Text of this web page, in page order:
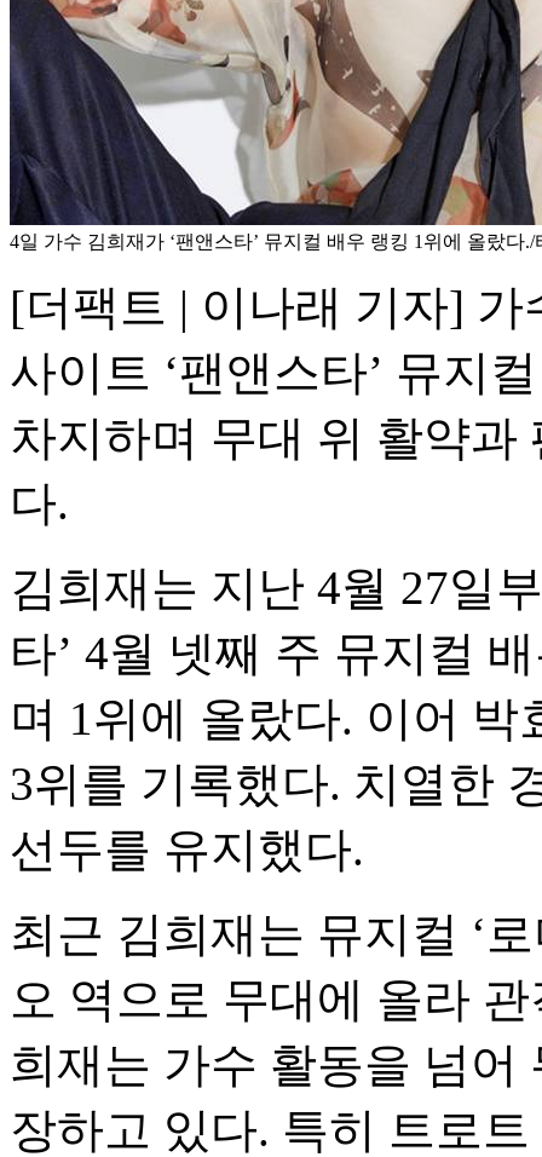
4일 가수 김희재가 ‘팬앤스타’ 뮤지컬 배우 랭킹 1위에 올랐다
[더팩트 | 이나래 기자]
사이트 ‘팬앤스타’ 뮤지
차지하며 무대 위 활약과
다.
김희재는 지난 4월 27일
타’ 4월 넷째 주 뮤지컬
며 1위에 올랐다. 이어
3위를 기록했다. 치열한
선두를 유지했다.
최근 김희재는 뮤지컬 ‘
오 역으로 무대에 올라
희재는 가수 활동을 넘어
장하고 있다. 특히 트로